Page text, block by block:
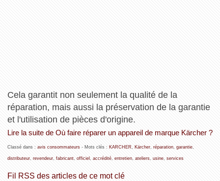
Cela garantit non seulement la qualité de la
réparation, mais aussi la préservation de la garantie
et l'utilisation de pièces d'origine.
Lire la suite de Où faire réparer un appareil de marque Kärcher ?
Classé dans : avis consommateurs- Mots clés : KARCHER Kärcher, réparation, garantie,
distributeur, revendeur, fabricant, officiel accrédité, entretien, ateliers, usine, services
Fil RSS des articles de ce mot clé